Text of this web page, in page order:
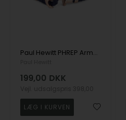
Paul Hewitt PHREP Armbånd rosaguldfarvet 17 cm - PH-PH-L-R-N-S
199,00 DKK